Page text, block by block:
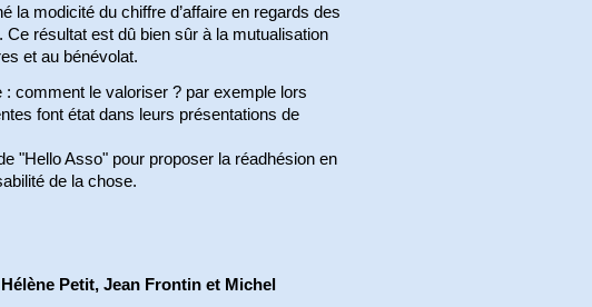
la modicité du chiffre d’affaire en regards des
résultat est dû bien sûr à la mutualisation
et au bénévolat.
comment le valoriser ? par exemple lors
font état dans leurs présentations de
"Hello Asso" pour proposer la réadhésion en
de la chose.
Petit, Jean Frontin et Michel